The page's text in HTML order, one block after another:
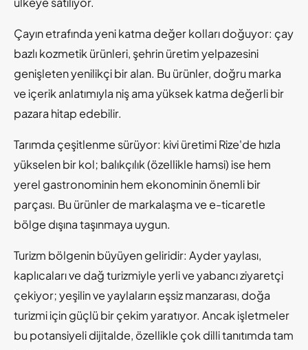
Çayın etrafında yeni katma değer kolları doğuyor: çay
bazlı kozmetik ürünleri, şehrin üretim yelpazesini
genişleten yenilikçi bir alan. Bu ürünler, doğru marka
ve içerik anlatımıyla niş ama yüksek katma değerli bir
pazara hitap edebilir.
Tarımda çeşitlenme sürüyor: kivi üretimi Rize'de hızla
yükselen bir kol; balıkçılık (özellikle hamsi) ise hem
yerel gastronominin hem ekonominin önemli bir
parçası. Bu ürünler de markalaşma ve e-ticaretle
bölge dışına taşınmaya uygun.
Turizm bölgenin büyüyen geliridir: Ayder yaylası,
kaplıcaları ve dağ turizmiyle yerli ve yabancı ziyaretçi
çekiyor; yeşilin ve yaylaların eşsiz manzarası, doğa
turizmi için güçlü bir çekim yaratıyor. Ancak işletmeler
bu potansiyeli dijitalde, özellikle çok dilli tanıtımda tam